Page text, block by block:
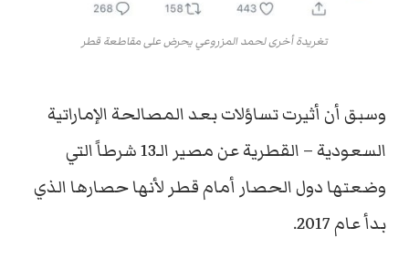
تغريدة أخرى لحمد المزروعي يحرض على مقاطعة قطر
وسبق أن أثيرت تساؤلات بعد المصالحة الإماراتية
السعودية – القطرية عن مصير الـ13 شرطاً التي
وضعتها دول الحصار أمام قطر لأنها حصارها الذي
بدأ عام 2017.